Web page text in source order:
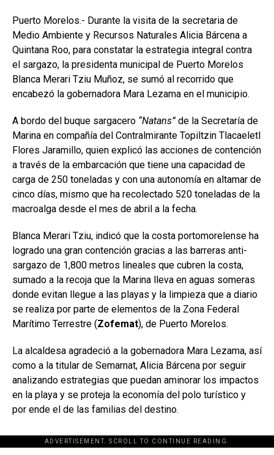
Puerto Morelos.- Durante la visita de la secretaria de
Medio Ambiente y Recursos Naturales Alicia Bárcena a
Quintana Roo, para constatar la estrategia integral contra
el sargazo, la presidenta municipal de Puerto Morelos
Blanca Merari Tziu Muñoz, se sumó al recorrido que
encabezó la gobernadora Mara Lezama en el municipio.
A bordo del buque sargacero “Natans”de la Secretaría de
Marina en compañía del Contralmirante Topiltzin Tlacaeletl
Flores Jaramillo, quien explicó las acciones de contención
a través de la embarcación que tiene una capacidad de
carga de 250 toneladas y con una autonomía en altamar de
cinco días, mismo que ha recolectado 520 toneladas de la
macroalga desde el mes de abril a la fecha.
Blanca Merari Tziu, indicó que la costa portomorelense ha
logrado una gran contención gracias a las barreras anti-
sargazo de 1,800 metros lineales que cubren la costa,
sumado a la recoja que la Marina lleva en aguas someras
donde evitan llegue a las playas y la limpieza que a diario
se realiza por parte de elementos de la Zona Federal
Marítimo Terrestre (Zofemat), de Puerto Morelos.
La alcaldesa agradeció a la gobernadora Mara Lezama, así
como a la titular de Semarnat, Alicia Bárcena por seguir
analizando estrategias que puedan aminorar los impactos
en la playa y se proteja la economía del polo turístico y
por ende el de las familias del destino.
ADVERTISEMENT. SCROLL TO CONTINUE READING.
[adsforwp id="243463"]